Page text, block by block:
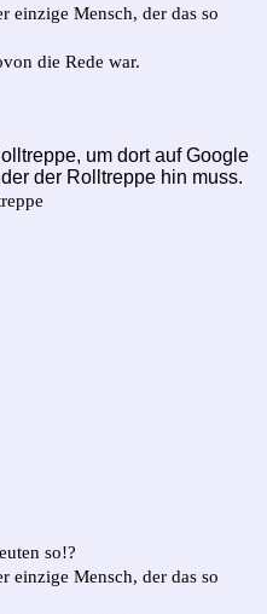
einzige Mensch, der das so
die Rede war.
um dort auf Google
der Rolltreppe hin muss.
so!?
einzige Mensch, der das so